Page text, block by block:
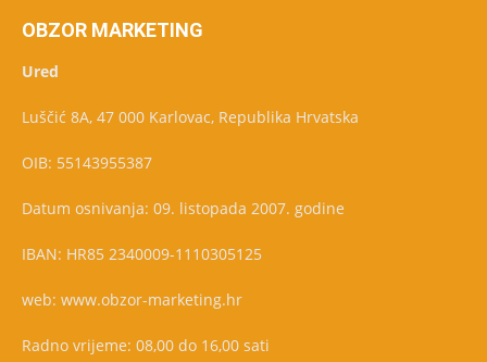
OBZOR MARKETING
Ured
Luščić 8A, 47 000 Karlovac, Republika Hrvatska
OIB: 55143955387
Datum osnivanja: 09. listopada 2007. godine
IBAN: HR85 2340009-1110305125
web: www.obzor-marketing.hr
Radno vrijeme: 08,00 do 16,00 sati